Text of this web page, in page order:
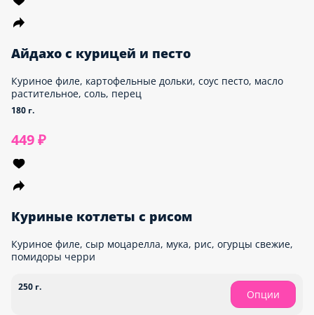
Айдахо с курицей и песто
Куриное филе, картофельные дольки, соус песто, масло
растительное, соль, перец
180 г.
449 ₽
Куриные котлеты с рисом
Куриное филе, сыр моцарелла, мука, рис, огурцы свежие,
помидоры черри
250 г.
Опции